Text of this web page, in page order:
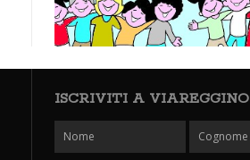
ISCRIVITI A VIAREGGINO